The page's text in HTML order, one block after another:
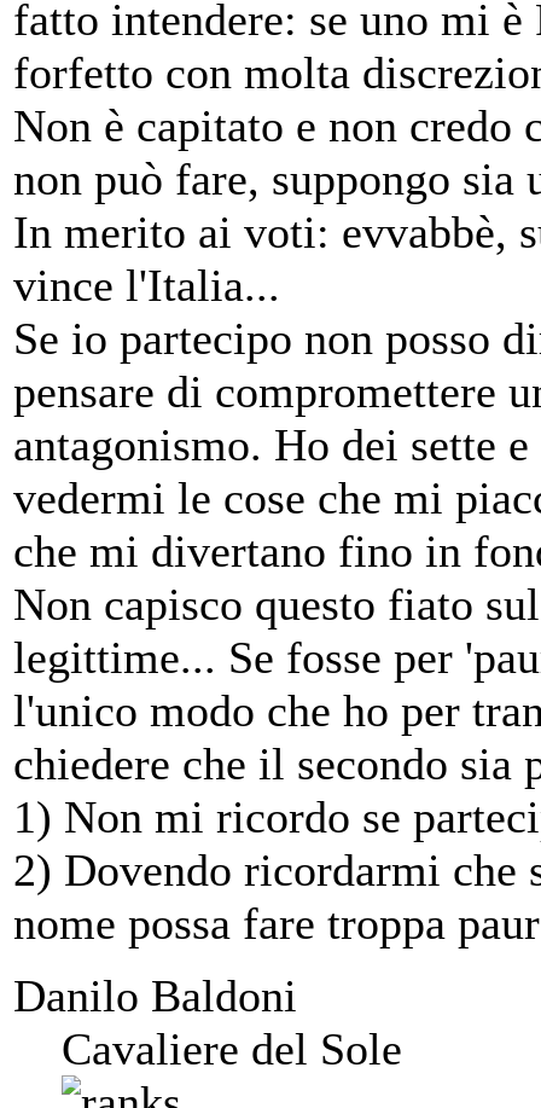
fatto intendere: se uno mi
forfetto con molta
Non è capitato e non credo
non può fare, suppongo sia
In merito ai voti: evvabbè,
vince l'Italia...
Se io partecipo non posso
pensare di compromettere
antagonismo. Ho dei sette
vedermi le cose che mi
che mi divertano fino in
Non capisco questo fiato
legittime... Se fosse per
l'unico modo che ho per
chiedere che il secondo sia
1) Non mi ricordo se
2) Dovendo ricordarmi che
nome possa fare troppa
Danilo Baldoni
Cavaliere del Sole